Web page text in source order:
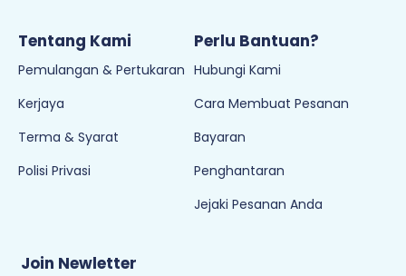
Tentang Kami
Pemulangan & Pertukaran
Kerjaya
Terma & Syarat
Polisi Privasi
Perlu Bantuan?
Hubungi Kami
Cara Membuat Pesanan
Bayaran
Penghantaran
Jejaki Pesanan Anda
Join Newletter